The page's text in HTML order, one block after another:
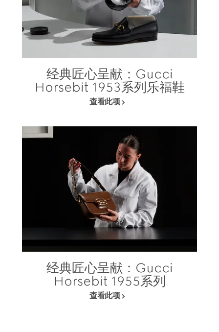
经典匠心呈献：Gucci
Horsebit 1953系列乐福鞋
查看此项
经典匠心呈献：Gucci
Horsebit 1955系列
查看此项